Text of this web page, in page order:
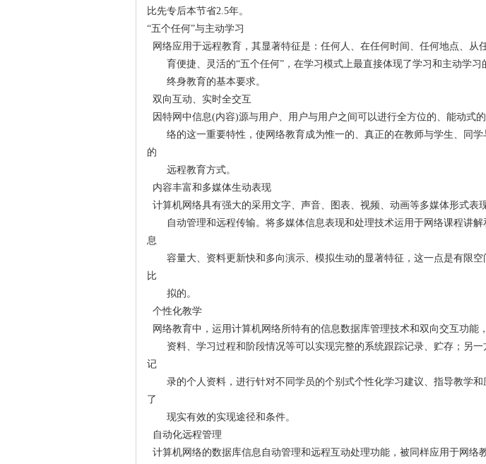
比先专后本节省2.5年。
“五个任何”与主动学习
网络应用于远程教育，其显著特征是：任何人、在任何时间、任何地点、从
育便捷、灵活的“五个任何”，在学习模式上最直接体现了学习和主动学
终身教育的基本要求。
双向互动、实时全交互
因特网中信息(内容)源与用户、用户与用户之间可以进行全方位的、能动式
络的这一重要特性，使网络教育成为惟一的、真正的在教师与学生、同
的
远程教育方式。
内容丰富和多媒体生动表现
计算机网络具有强大的采用文字、声音、图表、视频、动画等多媒体形式表
自动管理和远程传输。将多媒体信息表现和处理技术运用于网络课程讲
息
容量大、资料更新快和多向演示、模拟生动的显著特征，这一点是有限
比
拟的。
个性化教学
网络教育中，运用计算机网络所特有的信息数据库管理技术和双向交互功能
资料、学习过程和阶段情况等可以实现完整的系统跟踪记录、贮存；另
记
录的个人资料，进行针对不同学员的个别式个性化学习建议、指导教学
了
现实有效的实现途径和条件。
自动化远程管理
计算机网络的数据库信息自动管理和远程互动处理功能，被同样应用于网络